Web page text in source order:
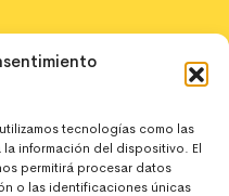
tecnologías como las
información del dispositivo. El
permitirá procesar datos
o las identificaciones únicas